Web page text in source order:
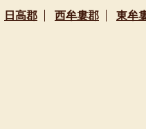
日高郡 西牟婁郡 東牟